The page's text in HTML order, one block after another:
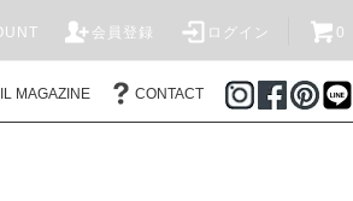
会員登録 ログイン 0
MAGAZINE CONTACT